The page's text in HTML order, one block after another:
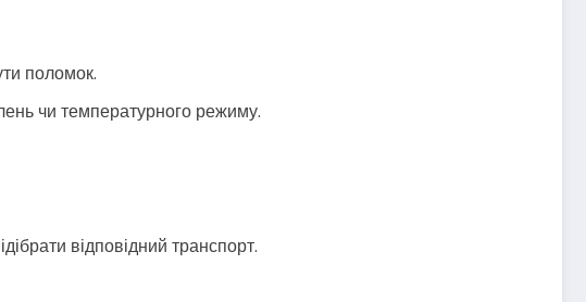
поломок.
чи температурного режиму.
відповідний транспорт.